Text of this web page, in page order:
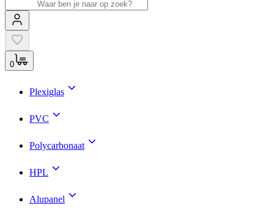
0
Plexiglas
PVC
Polycarbonaat
HPL
Alupanel